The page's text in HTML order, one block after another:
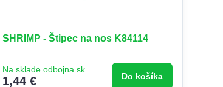
SHRIMP - Štipec na nos K84114
Na sklade odbojna.sk
1,44 € Do košíka